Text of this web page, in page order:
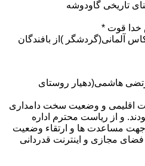
تاریخی گاودوشه
خدا قوت *
آلمانی(گردشگر )از بافندگان
هاشمی(دهیار روستای
اقلیمی و وضعیت سخت دامداری
و از ریاست محترم اداره
مساعدت ها و ارتقاء وضعیت
فضای مجازی و اینترنت قدردانی